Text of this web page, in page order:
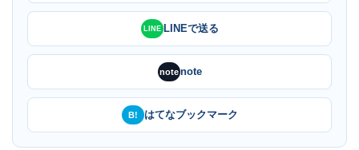
LINE LINEで送る
notenote
B! はてなブックマーク